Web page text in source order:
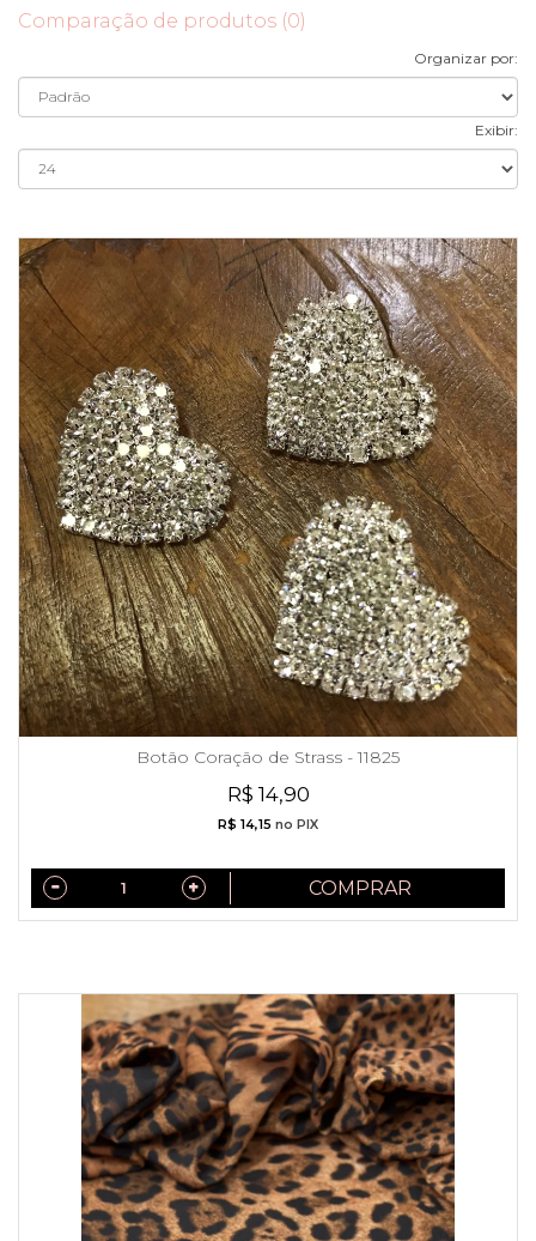
Comparação de produtos (0)
Organizar por:
Exibir:
Botão Coração de Strass - 11825
R$ 14,90
R$ 14,15 no PIX
COMPRAR